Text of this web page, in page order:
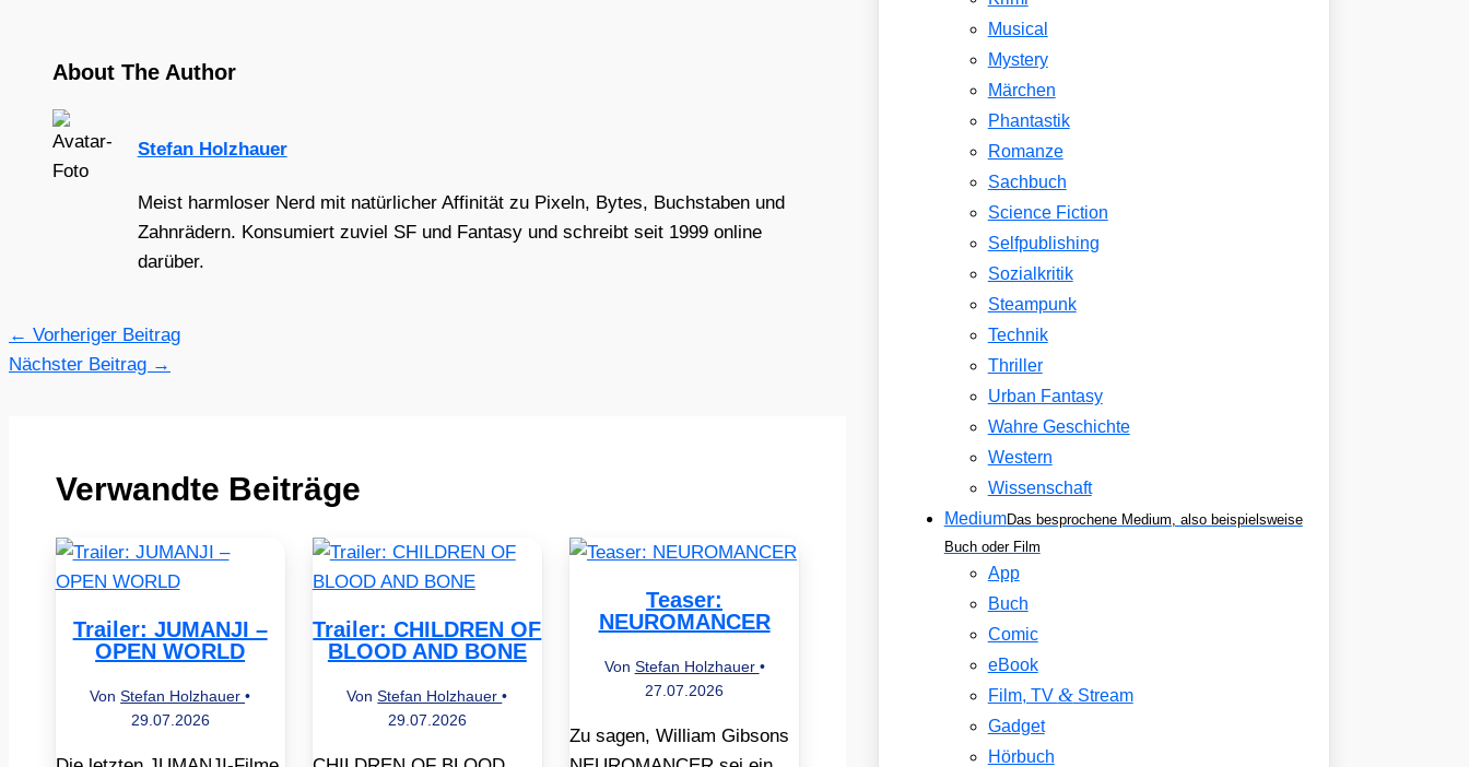
About The Author
Stefan Holzhauer
Meist harmloser Nerd mit natürlicher Affinität zu Pixeln, Bytes, Buchstaben und
Zahnrädern. Konsumiert zuviel SF und Fantasy und schreibt seit 1999 online
darüber.
← Vorheriger Beitrag
Nächster Beitrag →
Verwandte Beiträge
Trailer: JUMANJI –
OPEN WORLD
VonStefan Holzhauer•
29.07.2026
Trailer: CHILDREN OF
BLOOD AND BONE
VonStefan Holzhauer•
29.07.2026
Teaser:
NEUROMANCER
Von Stefan Holzhauer •
27.07.2026
Zu sagen, William Gibsons
Musical
Mystery
Märchen
Phantastik
Romanze
Sachbuch
Science Fiction
Selfpublishing
Sozialkritik
Steampunk
Technik
Thriller
Urban Fantasy
Wahre Geschichte
Western
Wissenschaft
MediumDas besprochene Medium, also beispielsweise
Buch oder Film
App
Buch
Comic
eBook
Film, TV &Stream
Gadget
Hörbuch